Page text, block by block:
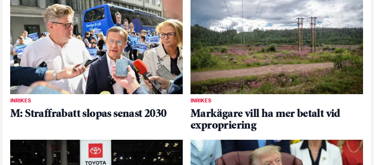
INRIKES
M: Straffrabatt slopas senast 2030
INRIKES
Markägare vill ha mer betalt vid
expropriering